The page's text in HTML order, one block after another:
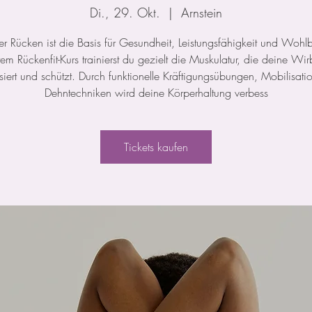
Di., 29. Okt.
  |
Arnstein
Rücken ist die Basis für Gesundheit, Leistungsfähigkeit und
Rückenfit-Kurs trainierst du gezielt die Muskulatur, die deine
und schützt. Durch funktionelle Kräftigungsübungen,
Dehntechniken wird deine Körperhaltung verbess
Tickets kaufen